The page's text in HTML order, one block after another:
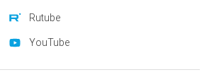
Rutube
YouTube